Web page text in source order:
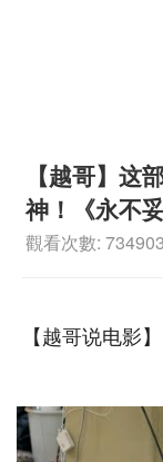
【越哥】这
神！《永不妥
觀看次數:
【越哥说电影】